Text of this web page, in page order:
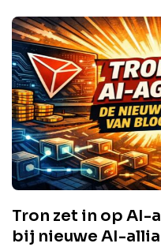
Tron zet in op AI-
bij nieuwe AI-